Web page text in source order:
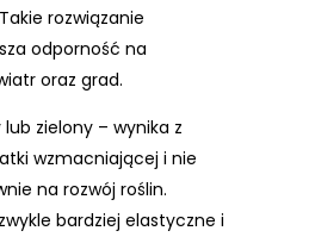
rozwiązanie
odporność na
oraz grad.
lub zielony – wynika z
wzmacniającej i nie
na rozwój roślin.
bardziej elastyczne i